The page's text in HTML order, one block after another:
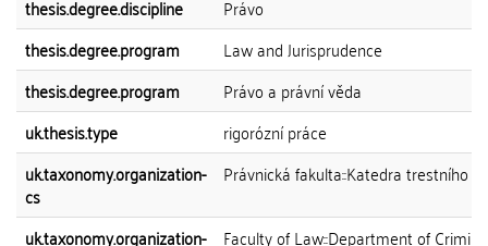
thesis.degree.discipline
Právo
thesis.degree.program
Law and Jurisprudence
thesis.degree.program
Právo a právní věda
uk.thesis.type
rigorózní práce
uk.taxonomy.organization-
cs
Právnická fakulta::Katedra trestního
uk.taxonomy.organization- Faculty of Law::Department of